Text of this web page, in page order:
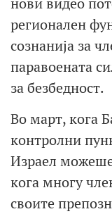
регионален
сознанија за
паравоената
за безбедност.
Во март, кога
контролни
Израел
кога многу
своите